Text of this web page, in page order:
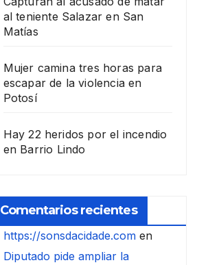
al teniente Salazar en San
Matías
Mujer camina tres horas para
escapar de la violencia en
Potosí
Hay 22 heridos por el incendio
en Barrio Lindo
Comentarios recientes
https://sonsdacidade.comen
Diputado pide ampliar la